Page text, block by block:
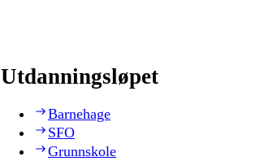
Utdanningsløpet
Barnehage
SFO
Grunnskole